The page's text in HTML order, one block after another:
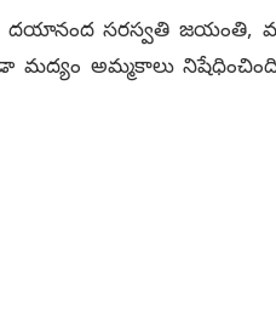
దయానంద సరస్వతి
అమ్మకాలు నిషేధించింది.